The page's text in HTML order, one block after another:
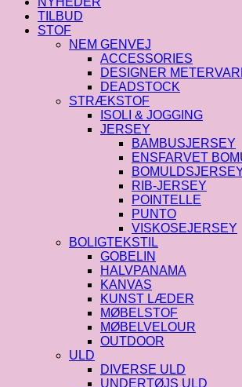
TILBUD
STOF
NEM GENVEJ
ACCESSORIES
DESIGNER
DEADSTOCK
STRÆKSTOF
ISOLI & JOGGING
JERSEY
BAMBUSJERSEY
ENSFARVET
RIB-JERSEY
POINTELLE
PUNTO
VISKOSEJERSEY
BOLIGTEKSTIL
GOBELIN
HALVPANAMA
KANVAS
KUNST LÆDER
MØBELSTOF
MØBELVELOUR
OUTDOOR
ULD
DIVERSE ULD
UNDERTØJS ULD